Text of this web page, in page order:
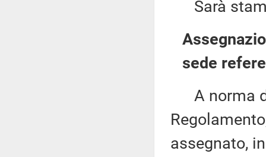
Sarà
sede
A norma
assegnato,